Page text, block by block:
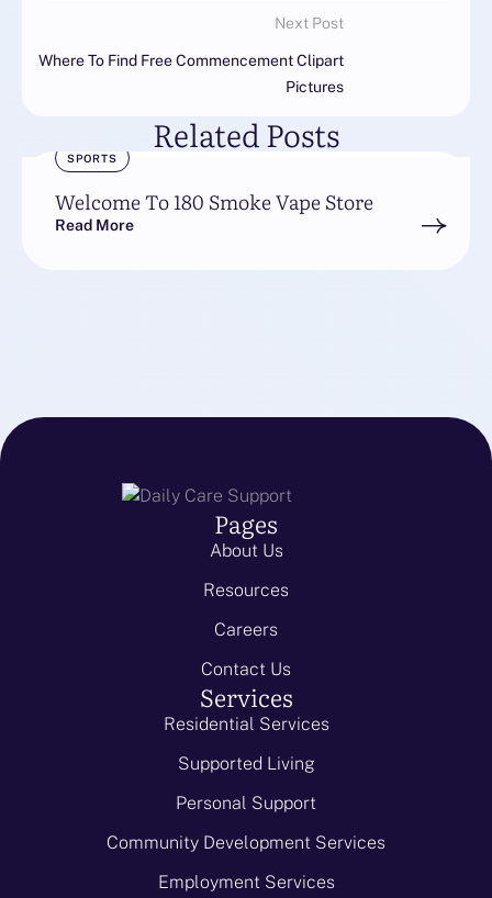
Next Post
Where To Find Free Commencement Clipart
Pictures
Related Posts
SPORTS
Welcome To 180 Smoke Vape Store
Read More
Pages
About Us
Resources
Careers
Contact Us
Services
Residential Services
Supported Living
Personal Support
Community Development Services
Employment Services